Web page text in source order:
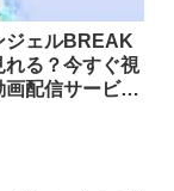
ジェルBREAK
れる？今すぐ視
画配信サービス